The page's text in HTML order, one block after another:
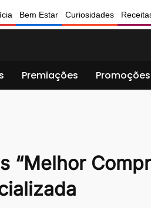
Bem Estar Curiosidades
Premiações Promoções
“Melhor